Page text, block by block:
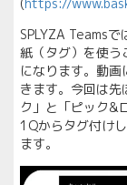
SPLYZA Teams
紙（タグ）を使う
になります。動
きます。今回は先
ク」と「ピック&
1Qからタグ付け
ます。